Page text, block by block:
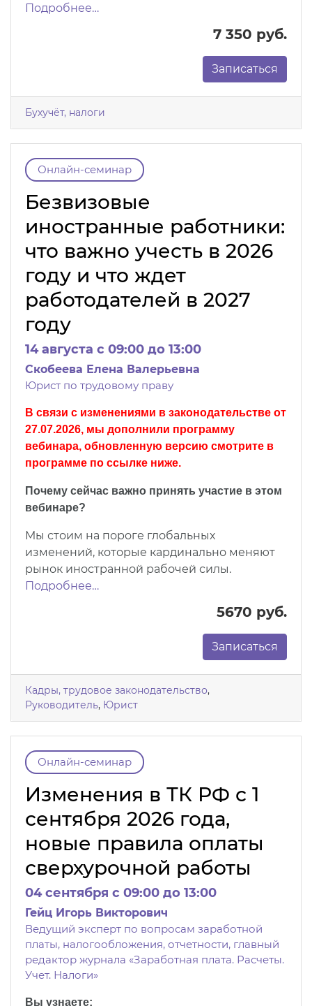
Подробнее…
7 350 руб.
Записаться
Бухучёт, налоги
Онлайн-семинар
Безвизовые
иностранные работники:
что важно учесть в 2026
году и что ждет
работодателей в 2027
году
14 августа c 09:00 до 13:00
Скобеева Елена Валерьевна
Юрист по трудовому праву
В связи с изменениями в законодательстве от
27.07.2026, мы дополнили программу
вебинара, обновленную версию смотрите в
программе по ссылке ниже.
Почему сейчас важно принять участие в этом
вебинаре?
Мы стоим на пороге глобальных
изменений, которые кардинально меняют
рынок иностранной рабочей силы.
Подробнее…
5670 руб.
Записаться
Кадры, трудовое законодательство,
Руководитель, Юрист
Онлайн-семинар
Изменения в ТК РФ с 1
сентября 2026 года,
новые правила оплаты
сверхурочной работы
04 сентября c 09:00 до 13:00
Гейц Игорь Викторович
Ведущий эксперт по вопросам заработной
платы, налогообложения, отчетности, главный
редактор журнала «Заработная плата. Расчеты.
Учет. Налоги»
Вы узнаете: